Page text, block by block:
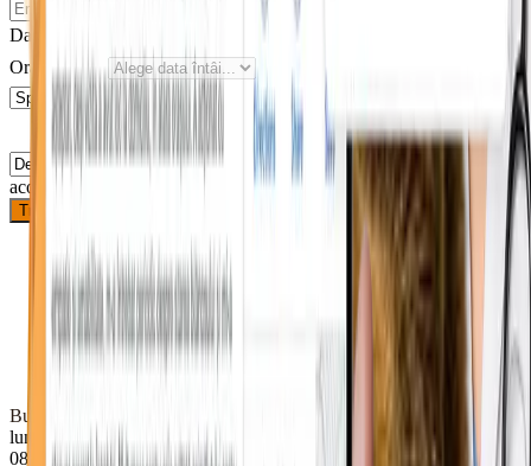
Data dorită
Ora preferată
Sunt de
acord cu prelucrarea datelor
Trimite solicitarea
Bulevardul Republicii 74, Roman 617246
luni
08–18